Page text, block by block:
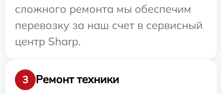
сложного ремонта мы обеспечим
перевозку за наш счет в сервисный
центр Sharp.
3
Ремонт техники